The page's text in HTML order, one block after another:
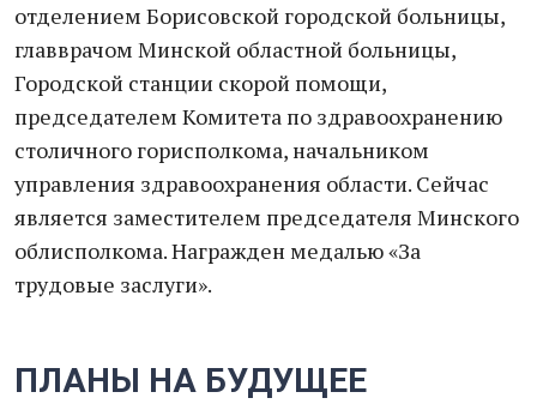
отделением Борисовской городской больницы,
главврачом Минской областной больницы,
Городской станции скорой помощи,
председателем Комитета по здравоохранению
столичного горисполкома, начальником
управления здравоохранения области. Сейчас
является заместителем председателя Минского
облисполкома. Награжден медалью «За
трудовые заслуги».
ПЛАНЫ НА БУДУЩЕЕ